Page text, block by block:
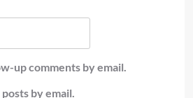
up comments by email.
by email.